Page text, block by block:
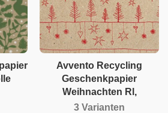
Avvento Recycling
Geschenkpapier
Weihnachten Rl,
3 Varianten